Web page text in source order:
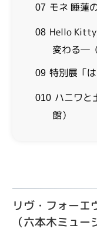
07 モネ 睡蓮
08 Hello
変わる―
09 特別展「
010 ハニワと
館）
リヴ・フォー
（六本木ミュー